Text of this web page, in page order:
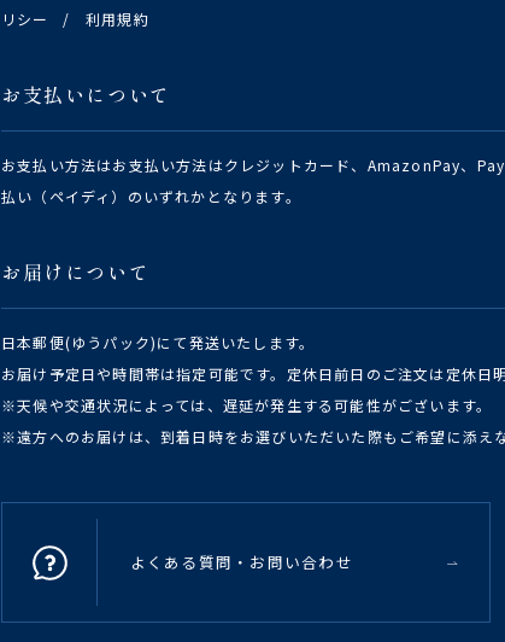
リシー
/ 利用規約
お支払いについて
お支払い方法はお支払い方法はクレジットカード、AmazonPay、
払い（ペイディ）のいずれかとなります。
お届けについて
日本郵便(ゆうパック)にて発送いたします。
お届け予定日や時間帯は指定可能です。定休日前日のご注文は定休日
※天候や交通状況によっては、遅延が発生する可能性がございます。
※遠方へのお届けは、到着日時をお選びいただいた際もご希望に添え
よくある質問・お問い合わせ